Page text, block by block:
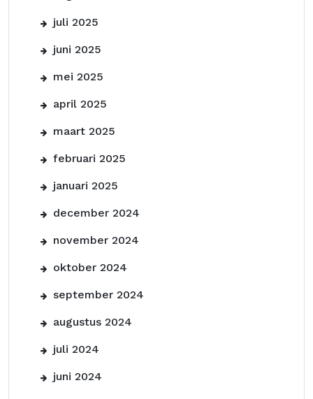
juli 2025
juni 2025
mei 2025
april 2025
maart 2025
februari 2025
januari 2025
december 2024
november 2024
oktober 2024
september 2024
augustus 2024
juli 2024
juni 2024